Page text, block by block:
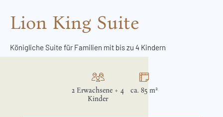
Lion King Suite
Königliche Suite für Familien mit bis zu 4 Kindern
2 Erwachsene + 4
Kinder
ca. 85 m2